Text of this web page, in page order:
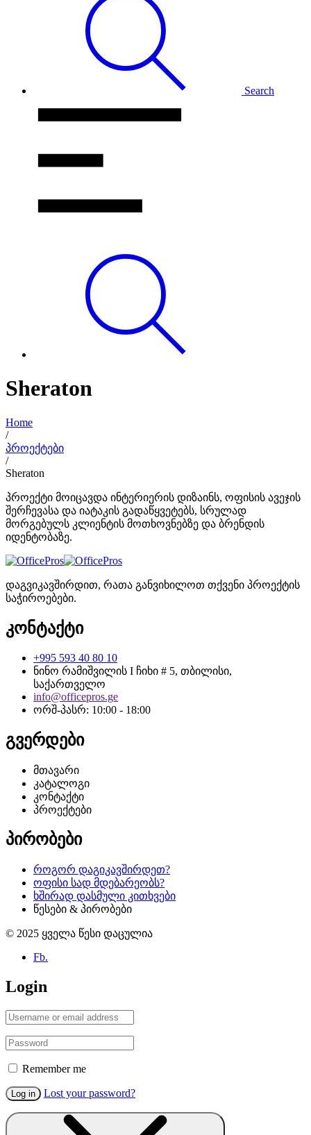
Search
Sheraton
Home
/
პროექტები
/
Sheraton
პროექტი მოიცავდა ინტერიერის დიზაინს, ოფისის ავეჯის
შერჩევასა და იატაკის გადაწყვეტებს, სრულად
მორგებულს კლიენტის მოთხოვნებზე და ბრენდის
იდენტობაზე.
დაგვიკავშირდით, რათა განვიხილოთ თქვენი პროექტის
საჭიროებები.
კონტაქტი
+995 593 40 80 10
ნინო რამიშვილის I ჩიხი # 5, თბილისი,
საქართველო
info@officepros.ge
ორშ-პასრ: 10:00 - 18:00
გვერდები
მთავარი
კატალოგი
კონტაქტი
პროექტები
პირობები
როგორ დაგიკავშირდეთ?
ოფისი სად მდებარეობს?
ხშირად დასმული კითხვები
წესები & პირობები
© 2025 ყველა წესი დაცულია
Fb.
Login
Remember me
Log in Lost your password?